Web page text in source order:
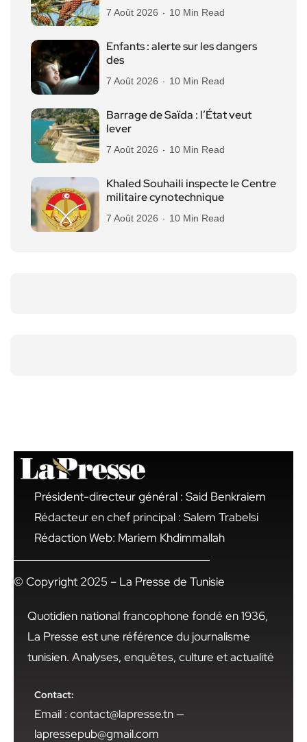
7 Août 2026 10 Min Read
Enfants : alerte sur les dangers
des
7 Août 2026 10 Min Read
Barrage de Saïda : l’État veut
lever
7 Août 2026 10 Min Read
Khaled Souhaili inspecte le Centre
militaire cynotechnique
7 Août 2026 10 Min Read
Président-directeur général : Said Benkraiem
Rédacteur en chef principal : Salem Trabelsi
Rédaction Web: Mariem Khdimmallah
© Copyright 2025 – La Presse de Tunisie
Quotidien national francophone fondé en 1936,
La Presse est une référence du journalisme
tunisien. Analyses, enquêtes, culture et actualité
Contact:
Email : contact@lapresse.tn —
lapressepub@gmail.com